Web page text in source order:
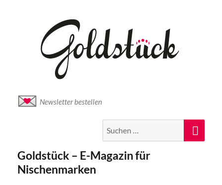
Newsletter bestellen
nach:
Goldstück – E-Magazin für
Nischenmarken